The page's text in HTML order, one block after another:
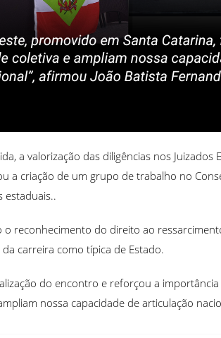
a valorização das diligências nos
a criação de um grupo de trabalho no
estaduais..
reconhecimento do direito ao
carreira como típica de Estado.
do encontro e reforçou a
nossa capacidade de articulação